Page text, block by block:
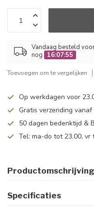
Vandaag besteld
nog
16:07:55
Toevoegen om te vergelijken
Op werkdagen voor
Gratis verzending vanaf
50 dagen bedenktijd &
Tel: ma-do tot 23.00, vr
Productomschrijving
Specificaties